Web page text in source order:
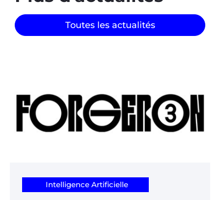
Toutes les actualités
Intelligence Artificielle